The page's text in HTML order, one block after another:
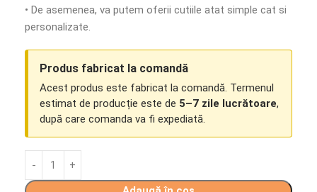
• De asemenea, va putem oferii cutiile atat simple cat si
personalizate.
Produs fabricat la comandă
Acest produs este fabricat la comandă. Termenul
estimat de producție este de 5–7 zile lucrătoare,
după care comanda va fi expediată.